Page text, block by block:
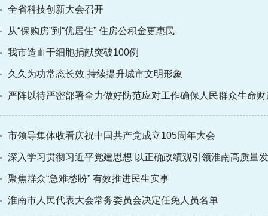
全省科技创新大会召开
从“保购房”到“优居住” 住房公积金更惠民
我市造血干细胞捐献突破100例
久久为功常态长效 持续提升城市文明形象
严阵以待严密部署全力做好防范应对工作确保人民群众生命
市领导集体收看庆祝中国共产党成立105周年大会
深入学习贯彻习近平党建思想 以正确政绩观引领淮南高质量
聚焦群众“急难愁盼” 有效推进民生实事
淮南市人民代表大会常务委员会决定任免人员名单